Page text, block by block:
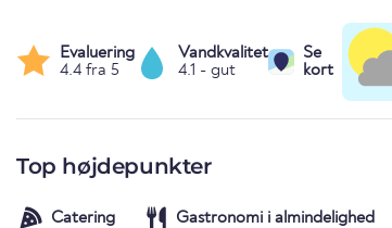
Evaluering
4.4 fra 5
Vandkvalitet
4.1 - gut
Se
kort
Top højdepunkter
Catering Gastronomi i almindelighed